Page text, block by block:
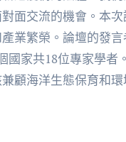
面交流的機會。本
業繁榮。論壇的發
國家共18位專家學者
顧海洋生態保育和